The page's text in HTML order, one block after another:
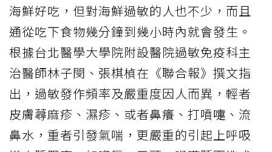
海鮮好吃，但對海鮮過敏的人也不少，而且
通從吃下食物幾分鐘到幾小時內就會發生。
根據台北醫學大學院附設醫院過敏免疫科主
治醫師林子閔、張棋楨在《聯合報》撰文指
出，過敏發作頻率及嚴重度因人而異，輕者
皮膚蕁麻疹、濕疹、或者鼻癢、打噴嚏、流
鼻水，重者引發氣喘，更嚴重的引起上呼吸